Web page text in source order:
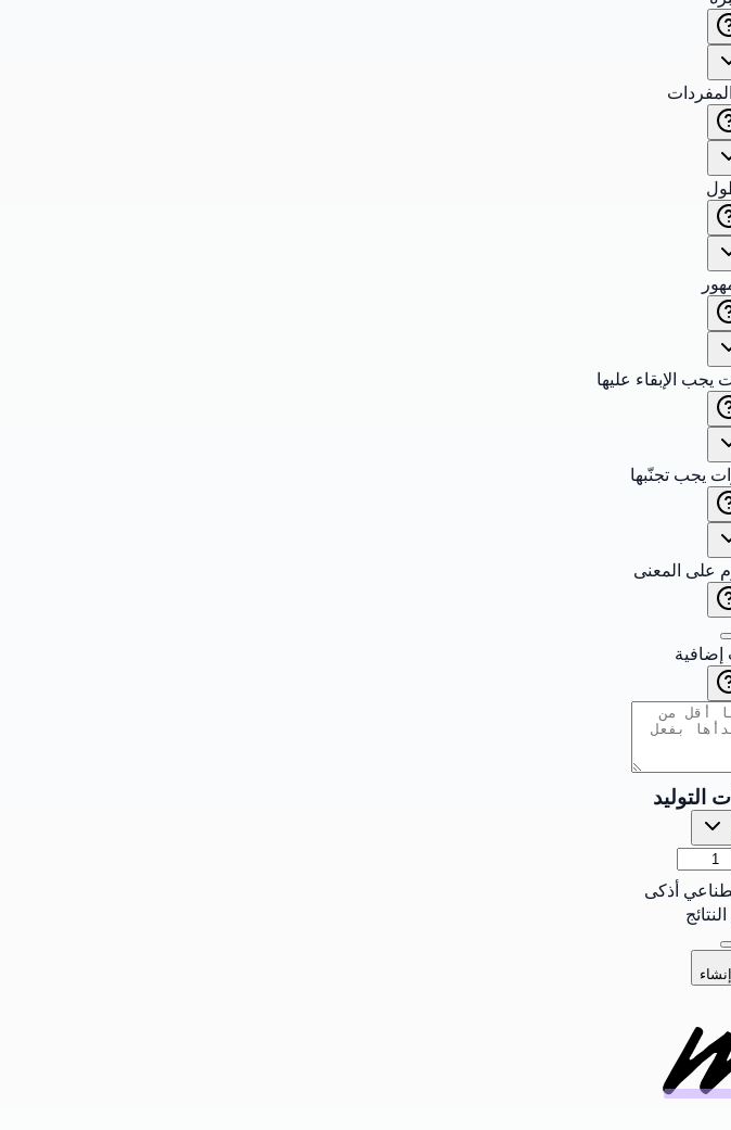
الإبقاء عليها
يجب تجنّبها
على المعنى
إضافية
التوليد
أذكى
إنشاء